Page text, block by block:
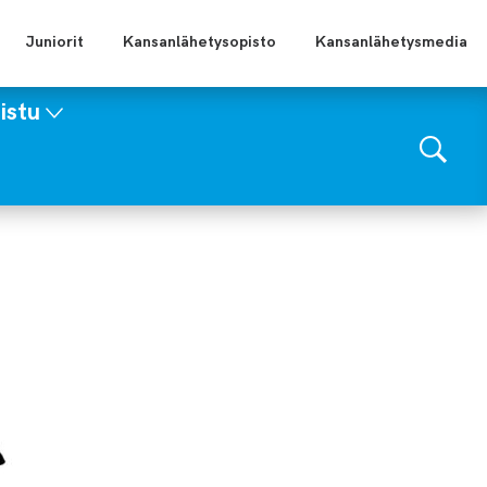
Juniorit Kansanlähetysopisto Kansanlähetysmedia